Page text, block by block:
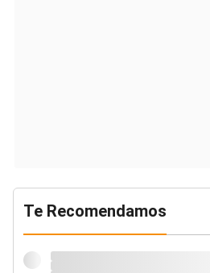
Te Recomendamos